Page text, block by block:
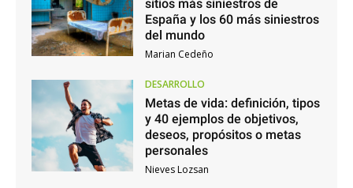
sitios más siniestros de
España y los 60 más siniestros
del mundo
Marian Cedeño
DESARROLLO
Metas de vida: definición, tipos
y 40 ejemplos de objetivos,
deseos, propósitos o metas
personales
Nieves Lozsan